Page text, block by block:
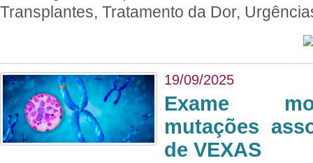
Transplantes, Tratamento da Dor,
19/09/2025
Exame
mutações
de VEXAS